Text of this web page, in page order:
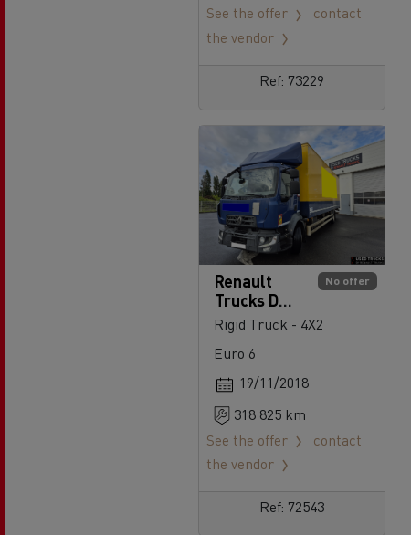
See the offer
contact
the vendor
Ref: 73229
No offer
Renault
Trucks D
240
Rigid Truck - 4X2
Euro 6
19/11/2018
318 825 km
See the offer
contact
the vendor
Ref: 72543